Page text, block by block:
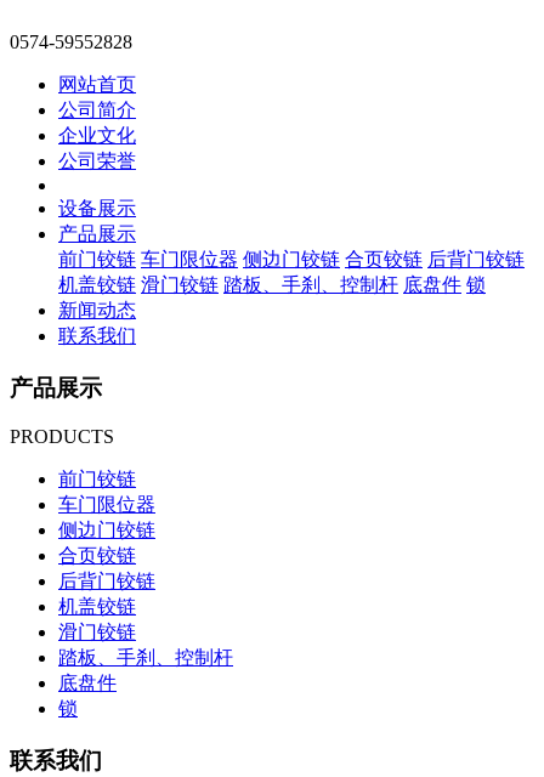
0574-59552828
网站首页
公司简介
企业文化
公司荣誉
设备展示
产品展示
前门铰链 车门限位器 侧边门铰链 合页铰链 后背门铰链
机盖铰链 滑门铰链 踏板、手刹、控制杆 底盘件 锁
新闻动态
联系我们
产品展示
PRODUCTS
前门铰链
车门限位器
侧边门铰链
合页铰链
后背门铰链
机盖铰链
滑门铰链
踏板、手刹、控制杆
底盘件
锁
联系我们